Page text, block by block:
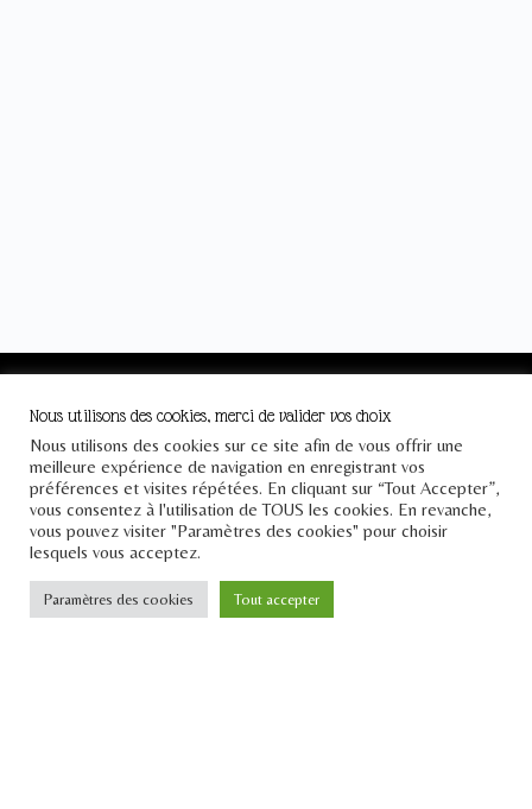
Le Pont
Téléphone : +33 1 43 25 23 57
Email : contact[at]lepontdesidees.fr
SIRET : 903 397 024 00014
Inscrivez-vous à notre
Nous utilisons des cookies, merci de valider vos choix
Nous utilisons des cookies sur ce site afin de vous offrir une
meilleure expérience de navigation en enregistrant vos
préférences et visites répétées. En cliquant sur “Tout Accepter”,
vous consentez à l'utilisation de TOUS les cookies. En revanche,
vous pouvez visiter "Paramètres des cookies" pour choisir
lesquels vous acceptez.
Paramètres des cookies Tout accepter